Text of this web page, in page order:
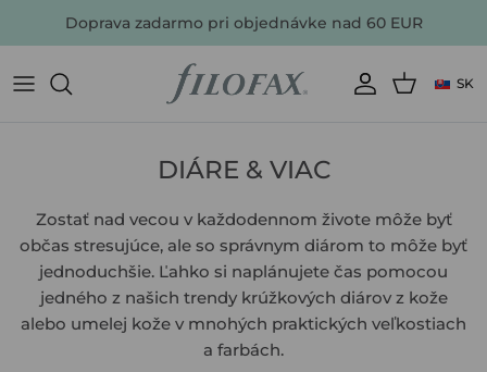
Doprava zadarmo pri objednávke nad 60 EUR
SK
NAJOBĽÚBENEJŠIE
NAJPREDÁVANEJŠÍ
AKTUÁLNE PONUKY
ZOBRAZIŤ VŠETKO
ZOBRAZIŤ VŠETKO
ZOBRAZIŤ VŠETKO
ZOBRAZIŤ VŠETKO
Aký typ náplne hľadáte?
VŠETKO PŘÍSLUŠENSTVO
DIÁRE & VIAC
Zostať nad vecou v každodennom živote môže byť
občas stresujúce, ale so správnym diárom to môže byť
jednoduchšie. Ľahko si naplánujete čas pomocou
jedného z našich trendy krúžkových diárov z kože
alebo umelej kože v mnohých praktických veľkostiach
a farbách.